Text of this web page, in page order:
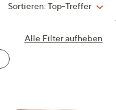
Sortieren:Top-Treffer
Alle Filter aufheben